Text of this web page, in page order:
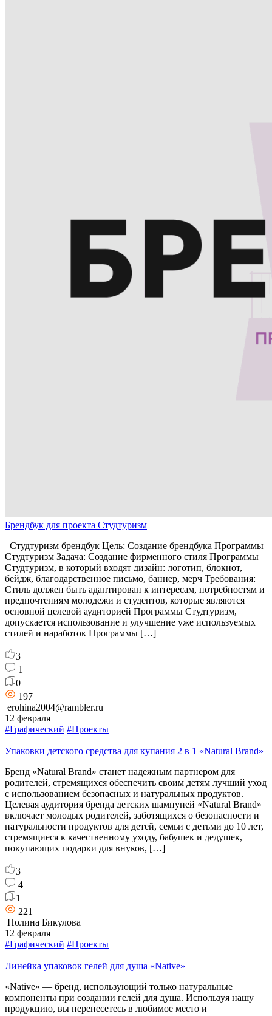
Брендбук для проекта Студтуризм
Студтуризм брендбук Цель: Создание брендбука Программы
Студтуризм Задача: Создание фирменного стиля Программы
Студтуризм, в который входят дизайн: логотип, блокнот,
бейдж, благодарственное письмо, баннер, мерч Требования:
Стиль должен быть адаптирован к интересам, потребностям и
предпочтениям молодежи и студентов, которые являются
основной целевой аудиторией Программы Студтуризм,
допускается использование и улучшение уже используемых
стилей и наработок Программы […]
3
1
0
197
erohina2004@rambler.ru
12 февраля
#Графический #Проекты
Упаковки детского средства для купания 2 в 1 «Natural Brand»
Бренд «Natural Brand» станет надежным партнером для
родителей, стремящихся обеспечить своим детям лучший уход
с использованием безопасных и натуральных продуктов.
Целевая аудитория бренда детских шампуней «Natural Brand»
включает молодых родителей, заботящихся о безопасности и
натуральности продуктов для детей, семьи с детьми до 10 лет,
стремящиеся к качественному уходу, бабушек и дедушек,
покупающих подарки для внуков, […]
3
4
1
221
Полина Бикулова
12 февраля
#Графический #Проекты
Линейка упаковок гелей для душа «Native»
«Native» — бренд, использующий только натуральные
компоненты при создании гелей для душа. Используя нашу
продукцию, вы перенесетесь в любимое место и